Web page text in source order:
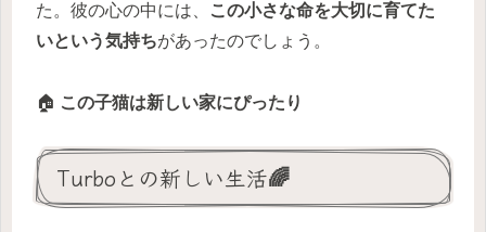
た。彼の心の中には、
この小さな命を大切に育てた
いという気持ちがあったのでしょう。
🏠 この子猫は新しい家にぴったり
Turboとの新しい生活🌈